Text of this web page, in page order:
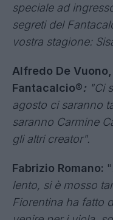
formazione.
Fulvio Gennari,
agosto, alle ore 15
sarà l'Unveil del
successivo
Pierluigi Pardo
speciale ad
segreti del
vostra stagione: